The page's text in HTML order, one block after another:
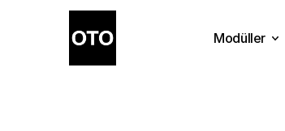
Modüller